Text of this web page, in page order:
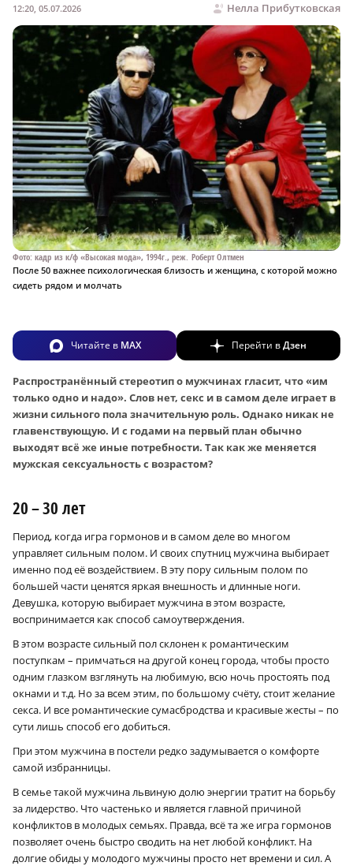
Нелла Прибутковская
12:20, 05.07.2026
Фото: кадр из к/ф «Высокая мода», 1994г., реж. Роберт Олтмен
После 50 важнее психологическая близость и женщина, с которой можно
сидеть рядом и молчать
Читайте в MAX Перейти вДзен
Распространённый стереотип о мужчинах гласит, что «им
только одно и надо». Слов нет, секс и в самом деле играет в
жизни сильного пола значительную роль. Однако никак не
главенствующую. И с годами на первый план обычно
выходят всё же иные потребности. Так как же меняется
мужская сексуальность с возрастом?
20 – 30 лет
Период, когда игра гормонов и в самом деле во многом
управляет сильным полом. И своих спутниц мужчина выбирает
именно под её воздействием. В эту пору сильным полом по
большей части ценятся яркая внешность и длинные ноги.
Девушка, которую выбирает мужчина в этом возрасте,
воспринимается как способ самоутверждения.
В этом возрасте сильный пол склонен к романтическим
поступкам – примчаться на другой конец города, чтобы просто
одним глазком взглянуть на любимую, всю ночь простоять под
окнами и т.д. Но за всем этим, по большому счёту, стоит желание
секса. И все романтические сумасбродства и красивые жесты – по
сути лишь способ его добиться.
При этом мужчина в постели редко задумывается о комфорте
самой избранницы.
В семье такой мужчина львиную долю энергии тратит на борьбу
за лидерство. Что частенько и является главной причиной
конфликтов в молодых семьях. Правда, всё та же игра гормонов
позволяет очень быстро сводить на нет любой конфликт. На
долгие обиды у молодого мужчины просто нет времени и сил. А